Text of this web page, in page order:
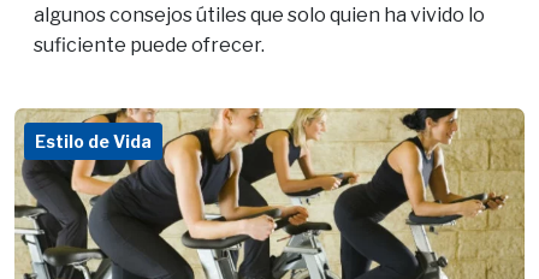
algunos consejos útiles que solo quien ha vivido lo
suficiente puede ofrecer.
Estilo de Vida